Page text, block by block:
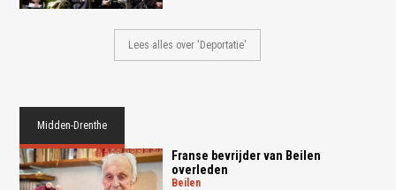
Lees alles over 'Deportatie'
Midden-Drenthe
Franse bevrijder van Beilen
overleden
beilen